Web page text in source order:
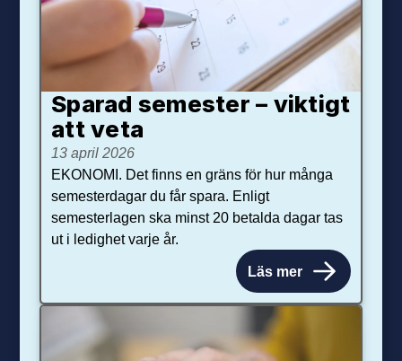
Sparad semester – viktigt
att veta
13 april 2026
EKONOMI. Det finns en gräns för hur många
semesterdagar du får spara. Enligt
semesterlagen ska minst 20 betalda dagar tas
ut i ledighet varje år.
Läs mer